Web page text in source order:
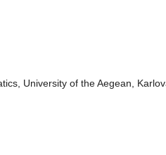
University of the Aegean,